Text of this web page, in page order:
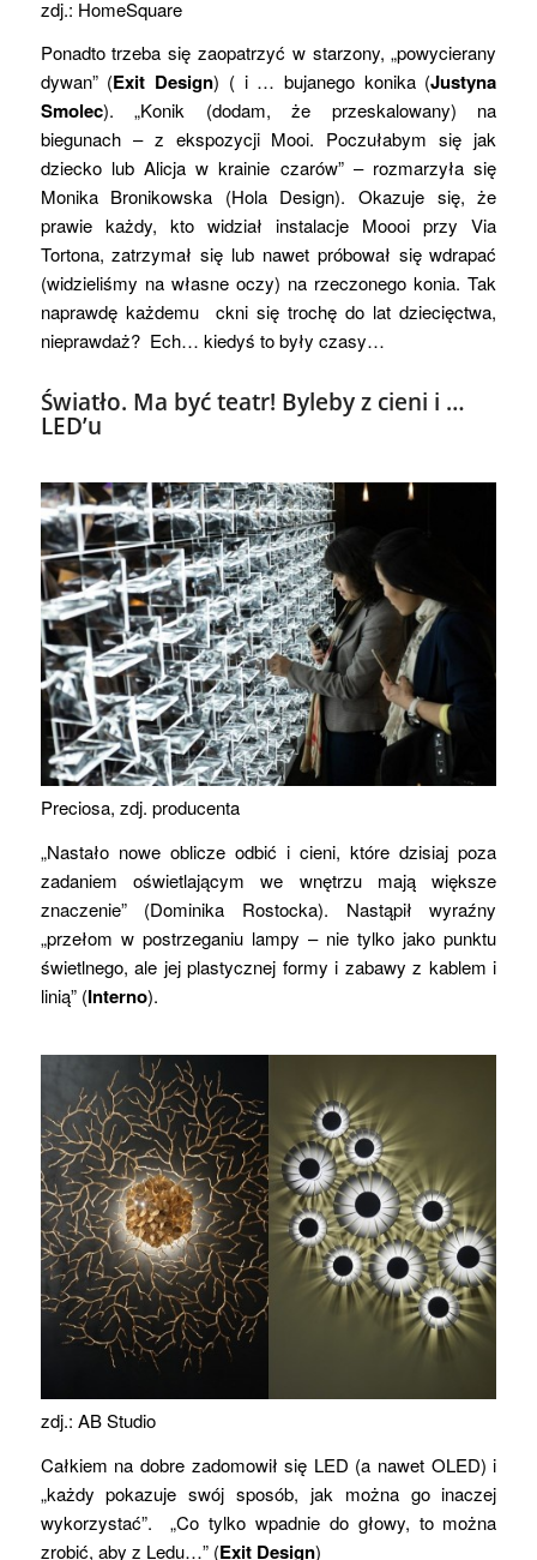
zdj.: HomeSquare
Ponadto trzeba się zaopatrzyć w starzony, „powycierany
dywan” (Exit Design) ( i … bujanego konika (Justyna
Smolec). „Konik (dodam, że przeskalowany) na
biegunach – z ekspozycji Mooi. Poczułabym się jak
dziecko lub Alicja w krainie czarów” – rozmarzyła się
Monika Bronikowska (Hola Design). Okazuje się, że
prawie każdy, kto widział instalacje Moooi przy Via
Tortona, zatrzymał się lub nawet próbował się wdrapać
(widzieliśmy na własne oczy) na rzeczonego konia. Tak
naprawdę każdemu ckni się trochę do lat dziecięctwa,
nieprawdaż? Ech… kiedyś to były czasy…
Światło. Ma być teatr! Byleby z cieni i …
LED’u
Preciosa, zdj. producenta
„Nastało nowe oblicze odbić i cieni, które dzisiaj poza
zadaniem oświetlającym we wnętrzu mają większe
znaczenie” (Dominika Rostocka). Nastąpił wyraźny
„przełom w postrzeganiu lampy – nie tylko jako punktu
świetlnego, ale jej plastycznej formy i zabawy z kablem i
linią” (Interno).
zdj.: AB Studio
Całkiem na dobre zadomowił się LED (a nawet OLED) i
„każdy pokazuje swój sposób, jak można go inaczej
wykorzystać”. „Co tylko wpadnie do głowy, to można
zrobić, aby z Ledu…” (Exit Design)